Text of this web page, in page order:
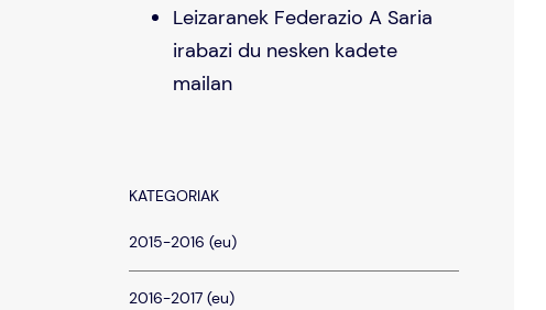
Leizaranek Federazio A Saria
irabazi du nesken kadete
mailan
KATEGORIAK
2015-2016 (eu)
2016-2017 (eu)